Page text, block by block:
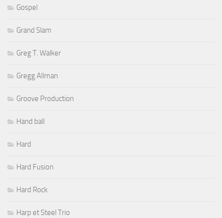
Gospel
Grand Slam
Greg T. Walker
Gregg Allman
Groove Production
Hand ball
Hard
Hard Fusion
Hard Rock
Harp et Steel Trio